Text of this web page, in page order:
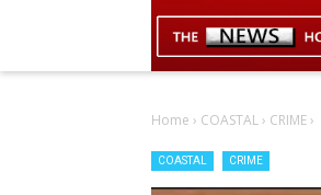
Home › COASTAL› CRIME›
COASTAL CRIME